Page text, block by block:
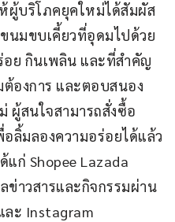
ผู้บริโภคยุคใหม่ได้สัมผัส
นมขบเคี้ยวที่อุดมไปด้วย
อย กินเพลิน และที่สำคัญ
ต้องการ และตอบสนอง
ผู้สนใจสามารถสั่งซื้อ
ลิ้มลองความอร่อยได้แล้ว
ก่ Shopee Lazada
าวสารและกิจกรรมผ่าน
ละ Instagram